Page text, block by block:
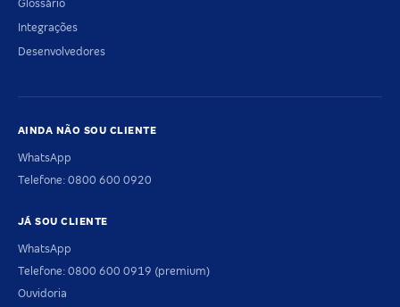
Glossário
Integrações
Desenvolvedores
AINDA NÃO SOU CLIENTE
WhatsApp
Telefone: 0800 600 0920
JÁ SOU CLIENTE
WhatsApp
Telefone: 0800 600 0919 (premium)
Ouvidoria